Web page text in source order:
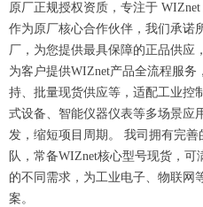
原厂正规授权资质，专注于
作为原厂核心合作伙伴，我们承诺
厂，为您提供最具保障的正品供应
为客户提供WIZnet产品全流程服
持、批量现货供应等，适配工业控
式设备、智能仪器仪表等多场景应
发，缩短项目周期。 我司拥有完
队，常备WIZnet核心型号现货，
的不同需求，为工业电子、物联网
案。